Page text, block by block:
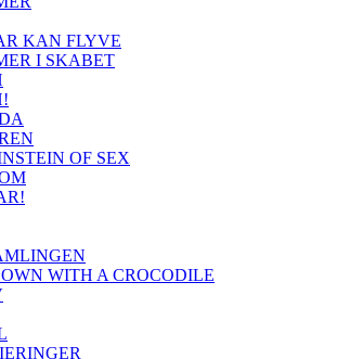
KAN FLYVE
I SKABET
OF SEX
WITH A CROCODILE